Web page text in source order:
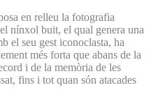
en relleu la fotografia
nínxol buit, el qual genera una
el seu gest iconoclasta, ha
més forta que abans de la
i de la memòria de les
fins i tot quan són atacades